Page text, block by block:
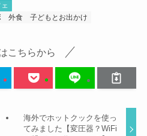
外食 子どもとお出かけ
こちらから
海外でホットクックを使っ
てみました【変圧器？WiFi